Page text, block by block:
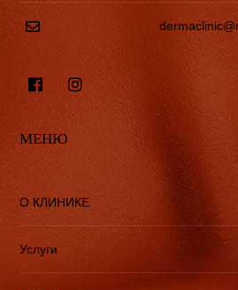
МЕНЮ
О КЛИНИКЕ
Услуги